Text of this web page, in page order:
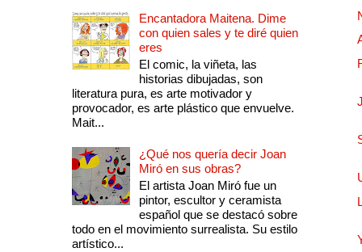
Encantadora Maitena. Dime
con quien sales y te diré quien
eres
El comic, la viñeta, las
historias dibujadas, son
literatura pura, es arte motivador y
provocador, es arte plástico que envuelve.
Mait...
¿Qué nos quería decir Joan
Miró en sus obras?
El artista Joan Miró fue un
pintor, escultor y ceramista
español que se destacó sobre
todo en el movimiento surrealista. Su estilo
artístico...